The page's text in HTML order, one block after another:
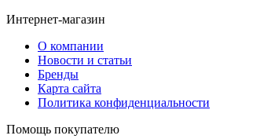
Интернет-магазин
О компании
Новости и статьи
Бренды
Карта сайта
Политика конфиденциальности
Помощь покупателю